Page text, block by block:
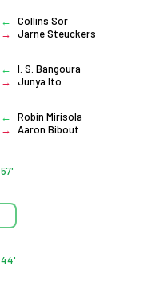
Collins Sor
Jarne Steuckers
I. S. Bangoura
Junya Ito
Robin Mirisola
Aaron Bibout
57'
44'